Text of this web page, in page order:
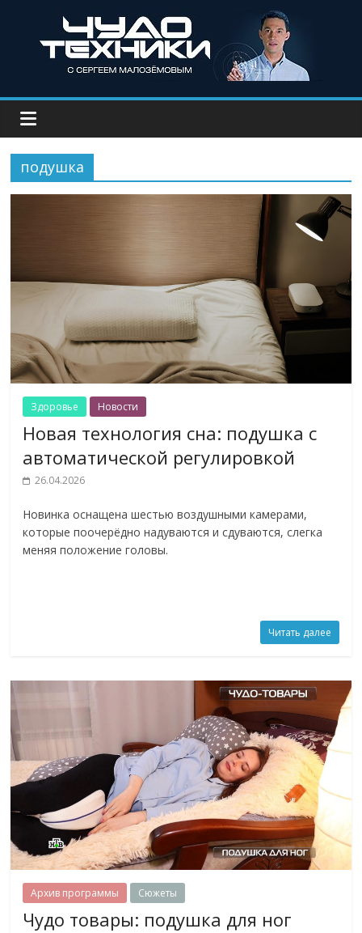
подушка
Здоровье Новости
Новая технология сна: подушка с
автоматической регулировкой
26.04.2026
Новинка оснащена шестью воздушными камерами,
которые поочерёдно надуваются и сдуваются, слегка
меняя положение головы.
Читать далее
Архив программы Сюжеты
Чудо товары: подушка для ног